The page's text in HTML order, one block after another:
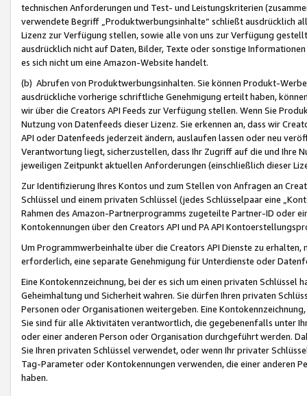
technischen Anforderungen und Test- und Leistungskriterien
verwendete Begriff „Produktwerbungsinhalte“ schließt ausdrücklich
Lizenz zur Verfügung stellen, sowie alle von uns zur Verfügung
ausdrücklich nicht auf Daten, Bilder, Texte oder sonstige
es sich nicht um eine Amazon-Website handelt.
(b) Abrufen von Produktwerbungsinhalten. Sie können Produkt-
ausdrückliche vorherige schriftliche Genehmigung erteilt haben,
wir über die Creators API Feeds zur Verfügung stellen. Wenn Sie
Nutzung von Datenfeeds dieser Lizenz. Sie erkennen an, dass wir
API oder Datenfeeds jederzeit ändern, auslaufen lassen oder neu
Verantwortung liegt, sicherzustellen, dass Ihr Zugriff auf die und Ihre
jeweiligen Zeitpunkt aktuellen Anforderungen (einschließlich dieser
Zur Identifizierung Ihres Kontos und zum Stellen von Anfragen an
Schlüssel und einem privaten Schlüssel (jedes Schlüsselpaar eine
Rahmen des Amazon-Partnerprogramms zugeteilte Partner-ID oder
Kontokennungen über den Creators API und PA API
Um Programmwerbeinhalte über die Creators API Dienste zu
erforderlich, eine separate Genehmigung für Unterdienste oder
Eine Kontokennzeichnung, bei der es sich um einen privaten
Geheimhaltung und Sicherheit wahren. Sie dürfen Ihren privaten
Personen oder Organisationen weitergeben. Eine
Sie sind für alle Aktivitäten verantwortlich, die gegebenenfalls unter
oder einer anderen Person oder Organisation durchgeführt werden.
Sie Ihren privaten Schlüssel verwendet, oder wenn Ihr privater
Tag-Parameter oder Kontokennungen verwenden, die einer anderen
haben.